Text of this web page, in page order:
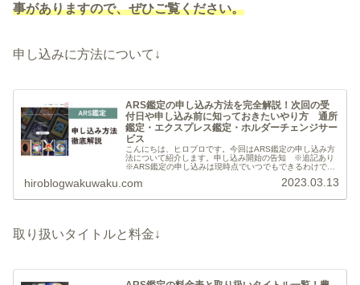
事がありますので、ぜひご覧ください。
申し込みに方法について↓
ARS鑑定の申し込み方法を完全解説！次回の受
付日や申し込み前に知っておきたいやり方 通所
鑑定・エクスプレス鑑定・ホルダーチェンジサー
ビス
こんにちは、ヒロブロです。今回はARS鑑定の申し込み方
法について紹介します。申し込み開始の告知 ※追記あり
※ARS鑑定の申し込みは現時点でいつでもできるわけでは
て鑑定申し込み開始の告知がさ...
hiroblogwakuwaku.com 2023.03.13
取り扱いタイトルと料金↓